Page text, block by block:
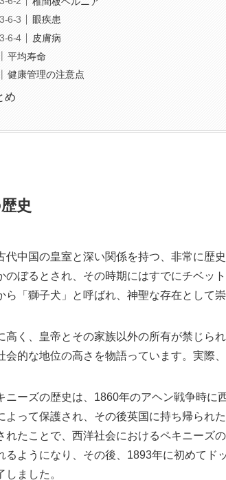
眼疾患
皮膚病
平均寿命
健康管理の注意点
め
史
代中国の皇室と深い関係を持つ、非常に歴
のぼるとされ、その時期にはすでにチベッ
ら「獅子犬」と呼ばれ、神聖な存在として
高く、皇帝とその家族以外の所有が禁じら
会的な地位の高さを物語っています。実際
ニーズの歴史は、1860年のアヘン戦争時に
よって保護され、その後英国に持ち帰られ
れたことで、西洋社会におけるペキニーズ
るようになり、その後、1893年に初めてド
ました。